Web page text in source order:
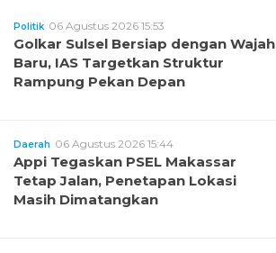
Politik 06 Agustus 2026 15:53
Golkar Sulsel Bersiap dengan Wajah
Baru, IAS Targetkan Struktur
Rampung Pekan Depan
Daerah 06 Agustus 2026 15:44
Appi Tegaskan PSEL Makassar
Tetap Jalan, Penetapan Lokasi
Masih Dimatangkan